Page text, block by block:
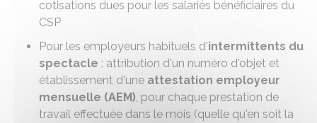
cotisations dues pour les salariés bénéficiaires du
CSP
Pour les employeurs habituels d'intermittents du
spectacle : attribution d'un numéro d'objet et
établissement d'une attestation employeur
mensuelle (AEM), pour chaque prestation de
travail effectuée dans le mois (quelle qu'en soit la